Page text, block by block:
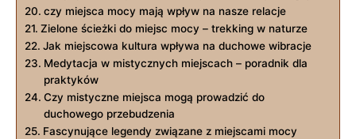
czy‍ miejsca mocy mają wpływ⁢ na nasze relacje
Zielone ‍ścieżki ⁣do‍ miejsc mocy⁣ – trekking w naturze
Jak miejscowa‌ kultura wpływa na duchowe wibracje
Medytacja w mistycznych miejscach – poradnik dla
praktyków
Czy mistyczne miejsca mogą prowadzić do
duchowego przebudzenia
Fascynujące legendy związane z miejscami mocy